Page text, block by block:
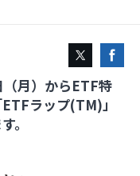
月）からETF特
ラップ(TM)」
。